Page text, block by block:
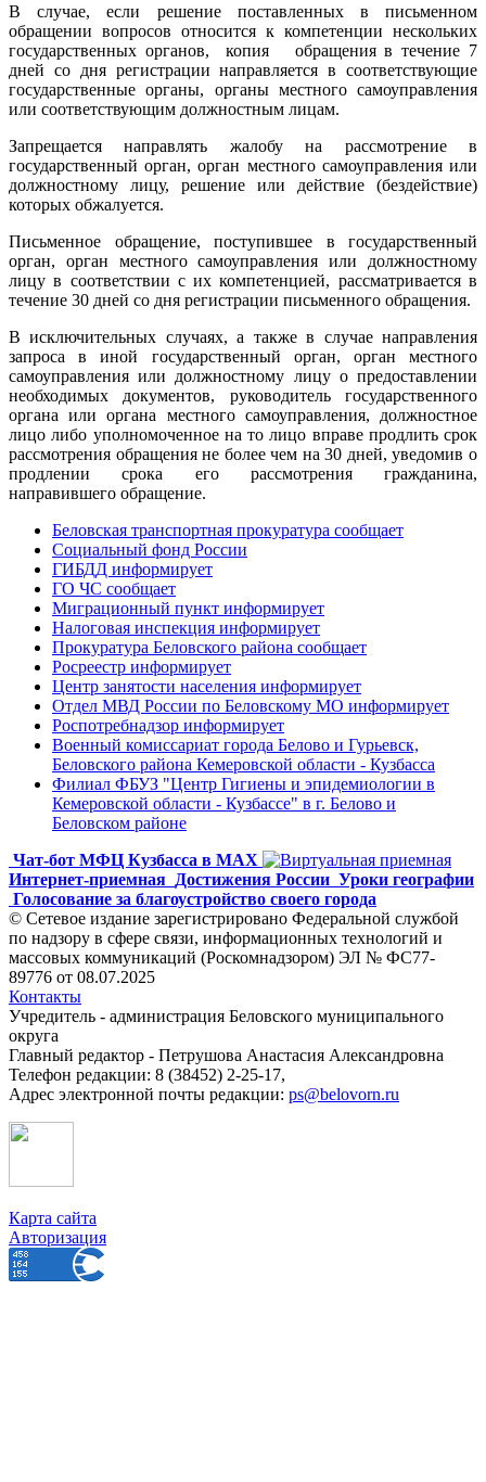
В случае, если решение поставленных в письменном
обращении вопросов относится к компетенции нескольких
государственных органов, копия обращения в течение 7
дней со дня регистрации направляется в соответствующие
государственные органы, органы местного самоуправления
или соответствующим должностным лицам.
Запрещается направлять жалобу на рассмотрение в
государственный орган, орган местного самоуправления или
должностному лицу, решение или действие (бездействие)
которых обжалуется.
Письменное обращение, поступившее в государственный
орган, орган местного самоуправления или должностному
лицу в соответствии с их компетенцией, рассматривается в
течение 30 дней со дня регистрации письменного обращения.
В исключительных случаях, а также в случае направления
запроса в иной государственный орган, орган местного
самоуправления или должностному лицу о предоставлении
необходимых документов, руководитель государственного
органа или органа местного самоуправления, должностное
лицо либо уполномоченное на то лицо вправе продлить срок
рассмотрения обращения не более чем на 30 дней, уведомив о
продлении срока его рассмотрения гражданина,
направившего обращение.
Беловская транспортная прокуратура сообщает
Социальный фонд России
ГИБДД информирует
ГО ЧС сообщает
Миграционный пункт информирует
Налоговая инспекция информирует
Прокуратура Беловского района сообщает
Росреестр информирует
Центр занятости населения информирует
Отдел МВД России по Беловскому МО информирует
Роспотребнадзор информирует
Военный комиссариат города Белово и Гурьевск,
Беловского района Кемеровской области - Кузбасса
Филиал ФБУЗ "Центр Гигиены и эпидемиологии в
Кемеровской области - Кузбассе" в г. Белово и
Беловском районе
Чат-бот МФЦ Кузбасса в MAX
Интернет-приемная Достижения России Уроки географии
Голосование за благоустройство своего города
© Сетевое издание зарегистрировано Федеральной службой
по надзору в сфере связи, информационных технологий и
массовых коммуникаций (Роскомнадзором) ЭЛ № ФС77-
89776 от 08.07.2025
Контакты
Учредитель - администрация Беловского муниципального
округа
Главный редактор - Петрушова Анастасия Александровна
Телефон редакции: 8 (38452) 2-25-17,
Адрес электронной почты редакции: ps@belovorn.ru
Карта сайта
Авторизация